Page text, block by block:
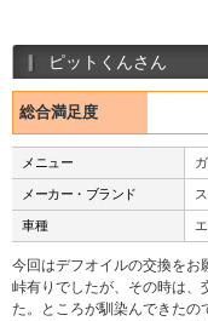
ピットくんさん
総合満足度
メニュー
メーカー・ブランド
車種
今回はデフオイルの交換をお
峠有りでしたが、その時は、
た。ところが馴染んできたの